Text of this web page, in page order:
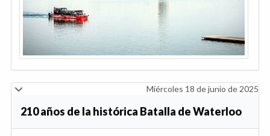
Miércoles 18 de junio de 2025
210 años de la histórica Batalla de Waterloo